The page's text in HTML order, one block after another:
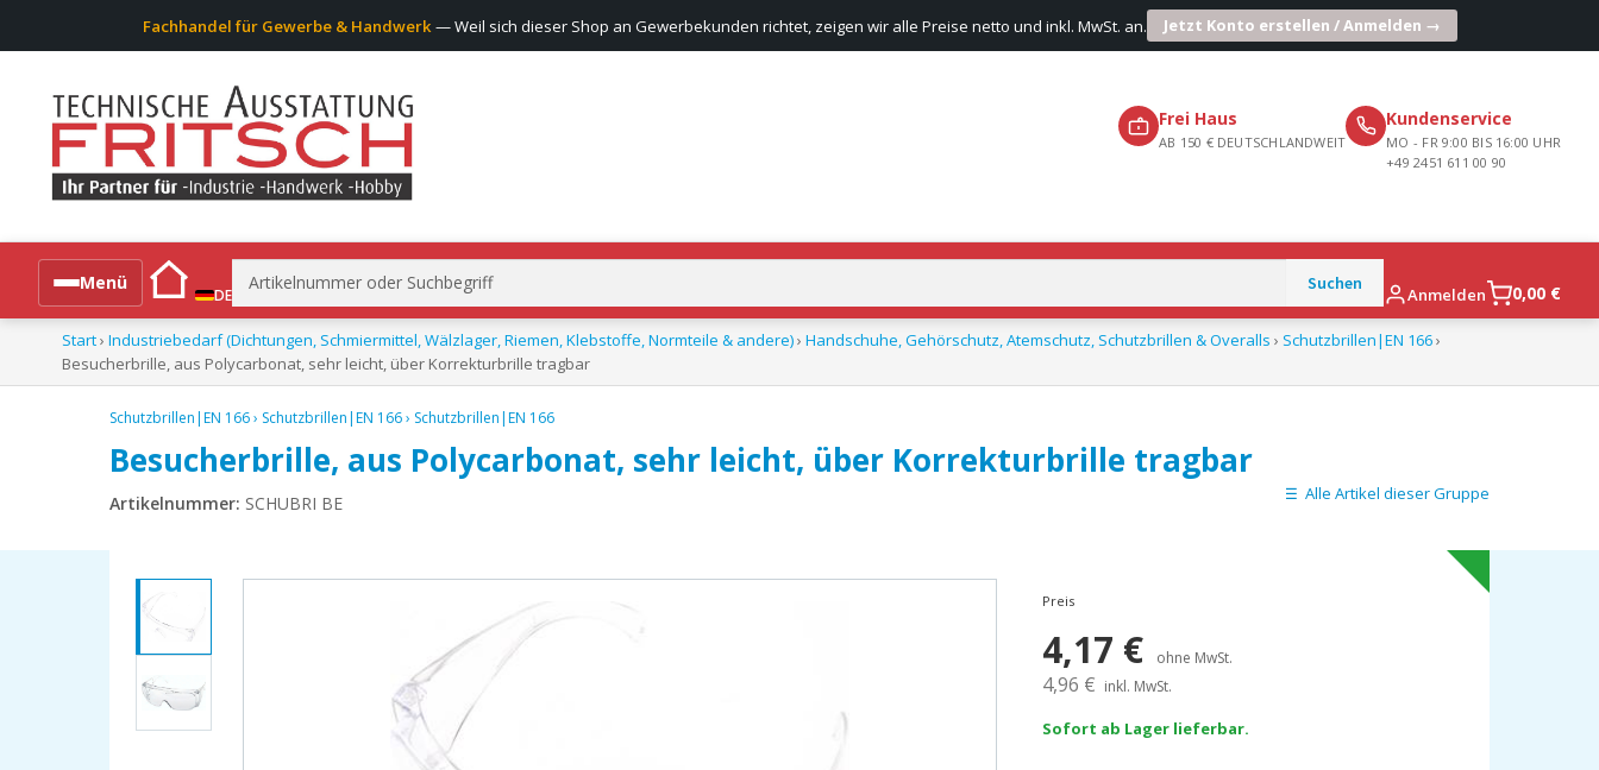
Fachhandel für Gewerbe & Handwerk — Weil sich dieser Shop an Gewerbekunden richtet, zeigen wir alle Preise netto und inkl. MwSt. an. Jetzt Konto erstellen / Anmelden →
Frei Haus
AB 150 € DEUTSCHLANDWEIT
Kundenservice
MO - FR 9:00 BIS 16:00 UHR
+49 2451 611 00 90
Menü
DE
Suchen
nach:
Anmelden 0,00 €
Alle Produkte
Start› Industriebedarf (Dichtungen, Schmiermittel, Wälzlager, Riemen, Klebstoffe, Normteile & andere)› Handschuhe, Gehörschutz, Atemschutz, Schutzbrillen & Overalls › Schutzbrillen|EN 166›
Besucherbrille, aus Polycarbonat, sehr leicht, über Korrekturbrille tragbar
Schutzbrillen|EN 166› Schutzbrillen|EN 166› Schutzbrillen|EN 166
Besucherbrille, aus Polycarbonat, sehr leicht, über Korrekturbrille tragbar
Artikelnummer: SCHUBRI BE Alle Artikel dieser Gruppe
Preis
4,17 € ohne MwSt.
4,96 € inkl. MwSt.
Sofort ab Lager lieferbar.